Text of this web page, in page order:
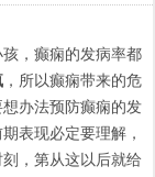
，癫痫的发病率都
，所以癫痫带来的危
办法预防癫痫的发
表现必定要理解，
，第从这以后就给